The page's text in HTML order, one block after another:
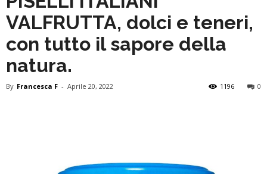
VALFRUTTA, dolci e teneri,
con tutto il sapore della
natura.
By Francesca F - Aprile 20, 2022 0
1196